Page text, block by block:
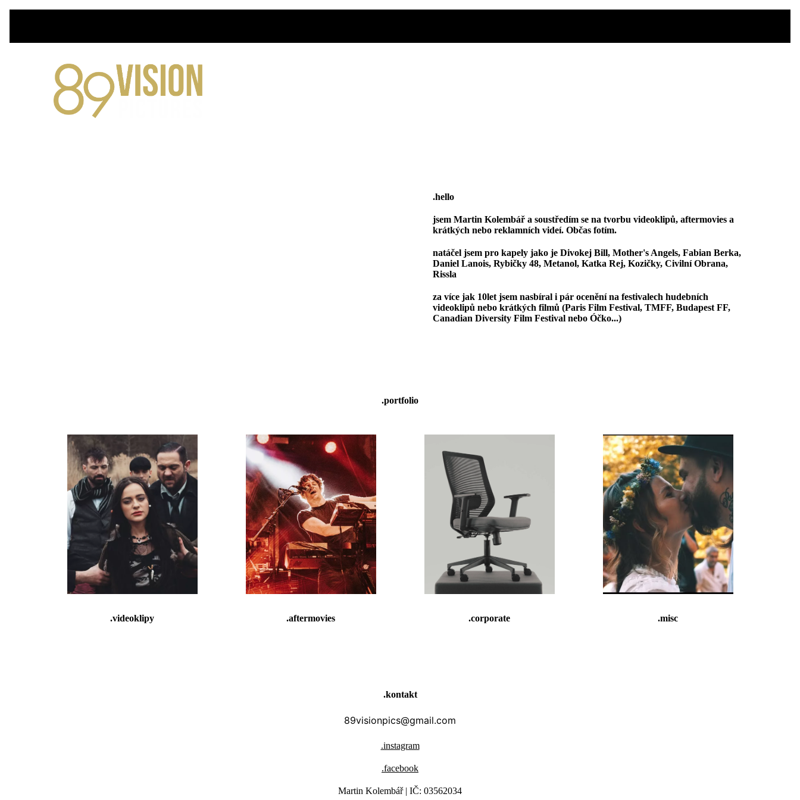
.hello
jsem Martin Kolembář a soustředím se na tvorbu videoklipů, aftermovies a
krátkých nebo reklamních videí. Občas fotím.
natáčel jsem pro kapely jako je Divokej Bill, Mother's Angels, Fabian Berka,
Daniel Lanois, Rybičky 48, Metanol, Katka Rej, Kozičky, Civilní Obrana,
Rissla
za více jak 10let jsem nasbíral i pár ocenění na festivalech hudebních
videoklipů nebo krátkých filmů (Paris Film Festival, TMFF, Budapest FF,
Canadian Diversity Film Festival nebo Óčko...)
.portfolio
.videoklipy .aftermovies .corporate .misc
.kontakt
89visionpics@gmail.com
.instagram
.facebook
Martin Kolembář | IČ: 03562034